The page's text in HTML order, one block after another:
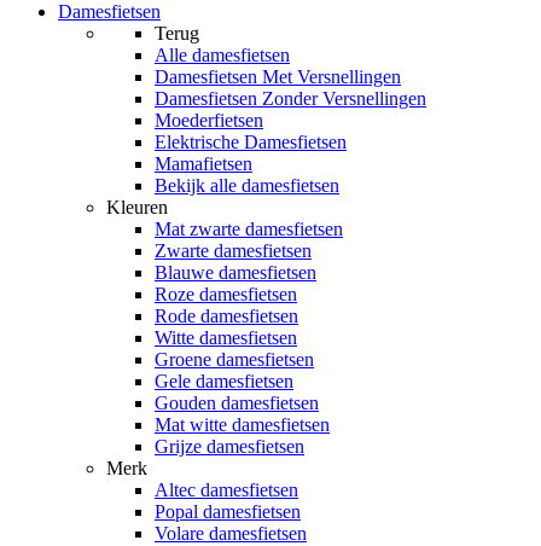
Damesfietsen
Terug
Alle damesfietsen
Damesfietsen Met Versnellingen
Damesfietsen Zonder Versnellingen
Moederfietsen
Elektrische Damesfietsen
Mamafietsen
Bekijk alle damesfietsen
Kleuren
Mat zwarte damesfietsen
Zwarte damesfietsen
Blauwe damesfietsen
Roze damesfietsen
Rode damesfietsen
Witte damesfietsen
Groene damesfietsen
Gele damesfietsen
Gouden damesfietsen
Mat witte damesfietsen
Grijze damesfietsen
Merk
Altec damesfietsen
Popal damesfietsen
Volare damesfietsen